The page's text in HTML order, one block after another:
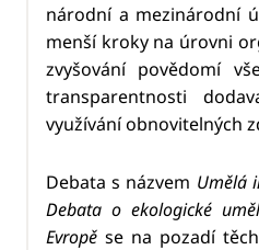
národní a mezinárodní
menší kroky na úrovni
zvyšování povědomí
transparentnosti
využívání obnovitelných
Debata s názvem Umělá
Debata o ekologické
Evropě se na pozadí